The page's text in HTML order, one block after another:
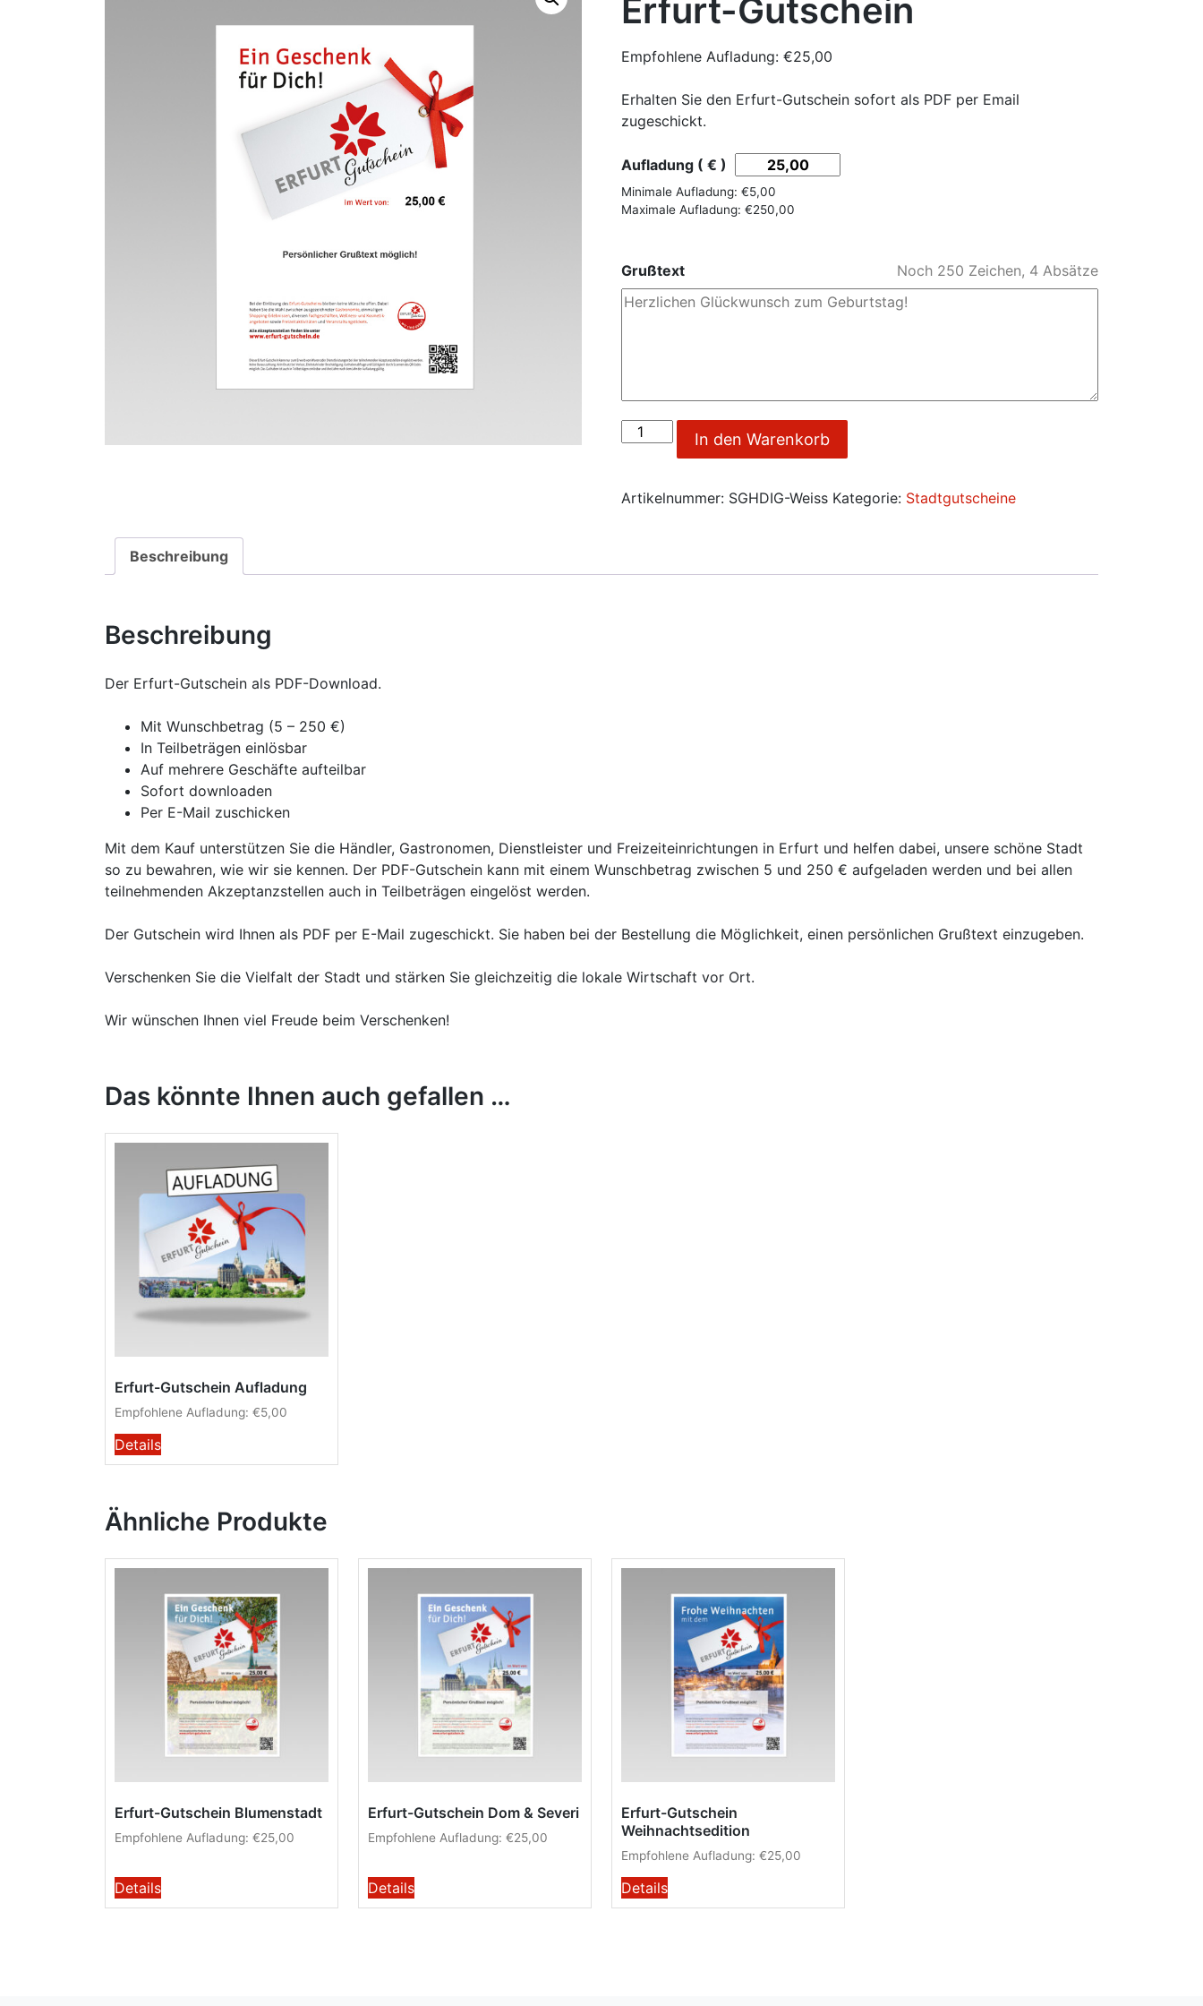
Erfurt-Gutschein
Empfohlene Aufladung: €25,00
Erhalten Sie den Erfurt-Gutschein sofort als PDF per Email
zugeschickt.
Aufladung ( € )
Minimale Aufladung: €5,00
Maximale Aufladung: €250,00
Grußtext Noch 250 Zeichen, 4 Absätze
Erfurt-
In den Warenkorb
Artikelnummer: SGHDIG-Weiss Kategorie: Stadtgutscheine
Beschreibung
Beschreibung
Der Erfurt-Gutschein als PDF-Download.
Mit Wunschbetrag (5 – 250 €)
In Teilbeträgen einlösbar
Auf mehrere Geschäfte aufteilbar
Sofort downloaden
Per E-Mail zuschicken
Mit dem Kauf unterstützen Sie die Händler, Gastronomen, Dienstleister und Freizeiteinrichtungen in Erfurt und helfen dabei, unsere schöne Stadt
so zu bewahren, wie wir sie kennen. Der PDF-Gutschein kann mit einem Wunschbetrag zwischen 5 und 250 € aufgeladen werden und bei allen
teilnehmenden Akzeptanzstellen auch in Teilbeträgen eingelöst werden.
Der Gutschein wird Ihnen als PDF per E-Mail zugeschickt. Sie haben bei der Bestellung die Möglichkeit, einen persönlichen Grußtext einzugeben.
Verschenken Sie die Vielfalt der Stadt und stärken Sie gleichzeitig die lokale Wirtschaft vor Ort.
Wir wünschen Ihnen viel Freude beim Verschenken!
Das könnte Ihnen auch gefallen …
Erfurt-Gutschein Aufladung
Empfohlene Aufladung: €5,00
Details
Ähnliche Produkte
Erfurt-Gutschein Blumenstadt
Empfohlene Aufladung: €25,00
Details
Erfurt-Gutschein Dom & Severi
Empfohlene Aufladung: €25,00
Details
Erfurt-Gutschein
Weihnachtsedition
Empfohlene Aufladung: €25,00
Details